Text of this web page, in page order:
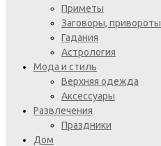
Приметы
Заговоры, привороты
Гадания
Астрология
Мода и стиль
Верхняя одежда
Аксессуары
Развлечения
Праздники
Дом